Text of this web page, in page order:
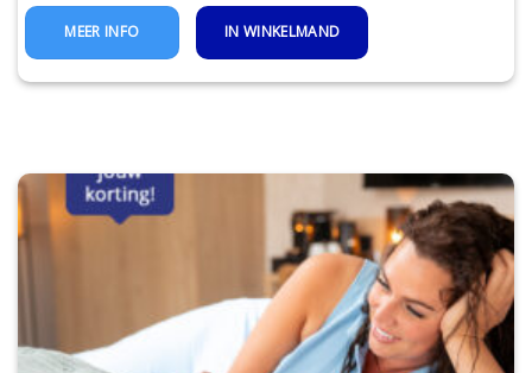
IN WINKELMAND
MEER INFO